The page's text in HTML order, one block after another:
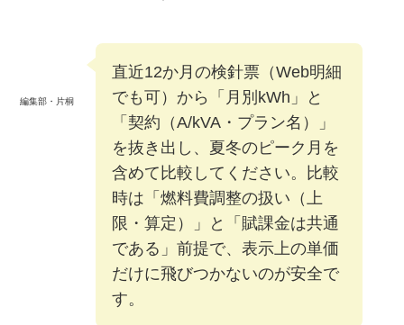
編集部・片桐
直近12か月の検針票（Web明細
でも可）から「月別kWh」と
「契約（A/kVA・プラン名）」
を抜き出し、夏冬のピーク月を
含めて比較してください。比較
時は「燃料費調整の扱い（上
限・算定）」と「賦課金は共通
である」前提で、表示上の単価
だけに飛びつかないのが安全で
す。